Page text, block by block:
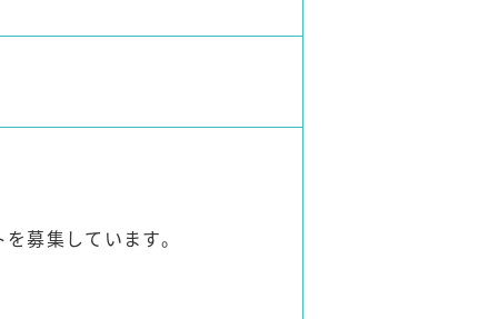
募集しています。